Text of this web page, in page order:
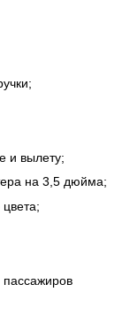
и вылету;
на 3,5 дюйма;
пассажиров